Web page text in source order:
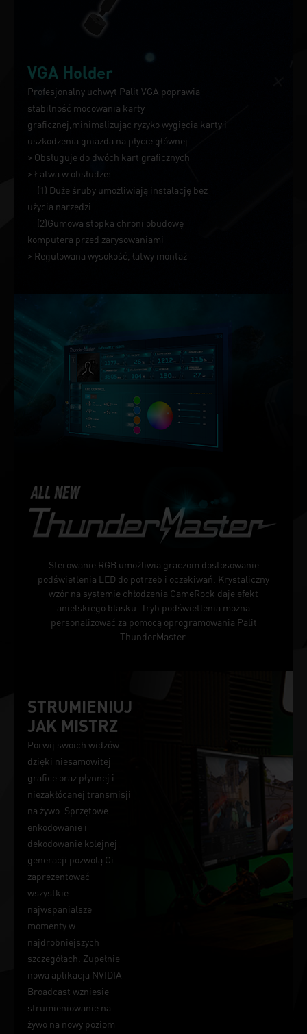
VGA Holder
Profesjonalny uchwyt Palit VGA poprawia
stabilność mocowania karty
graficznej,minimalizując ryzyko wygięcia karty i
uszkodzenia gniazda na płycie głównej.
> Obsługuje do dwóch kart graficznych
> Łatwa w obsłudze:
(1) Duże śruby umożliwiają instalację bez
użycia narzędzi
(2)Gumowa stopka chroni obudowę
komputera przed zarysowaniami
> Regulowana wysokość, łatwy montaż
Sterowanie RGB umożliwia graczom dostosowanie
podświetlenia LED do potrzeb i oczekiwań. Krystaliczny
wzór na systemie chłodzenia GameRock daje efekt
anielskiego blasku. Tryb podświetlenia można
personalizować za pomocą oprogramowania Palit
ThunderMaster.
STRUMIENIUJ
JAK MISTRZ
Porwij swoich widzów
dzięki niesamowitej
grafice oraz płynnej i
niezakłócanej transmisji
na żywo. Sprzętowe
enkodowanie i
dekodowanie kolejnej
generacji pozwolą Ci
zaprezentować
wszystkie
najwspanialsze
momenty w
najdrobniejszych
szczegółach. Zupełnie
nowa aplikacja NVIDIA
Broadcast wzniesie
strumieniowanie na
żywo na nowy poziom